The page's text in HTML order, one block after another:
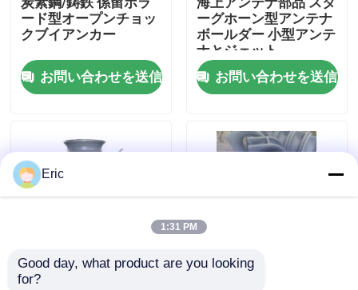
品質管理
お問い合わせ
Company News
海洋の Windows
ード型オープンチョッ
クブイアンカー
お問い合わせを送信
ーグホーン型アンテナ
ボールダー 小型アンテ
ナとジェット
お問い合わせを送信
単ロールフェアリード
Eric
1:31 PM
Good day, what product are you looking
for?